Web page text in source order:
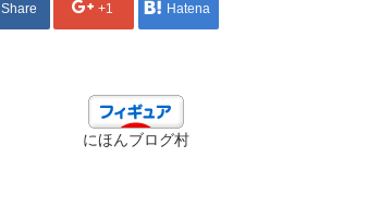
Share +1 Hatena
にほんブログ村